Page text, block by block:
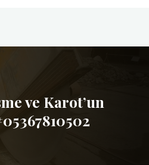
ve Karot’un